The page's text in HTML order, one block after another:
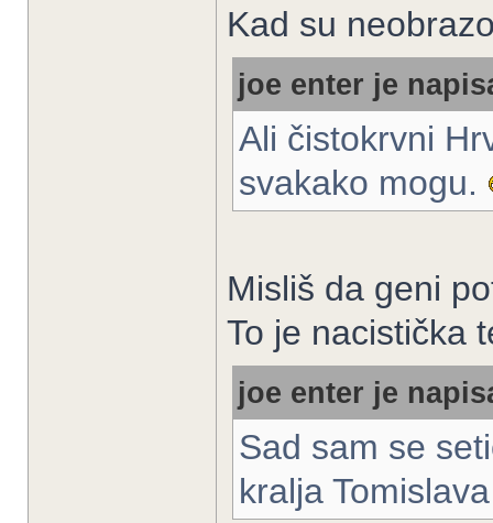
Kad su
joe enter je
Ali čistokrvni
svakako mogu.
Misliš da geni
To je nacistička
joe enter je
Sad sam se
kralja